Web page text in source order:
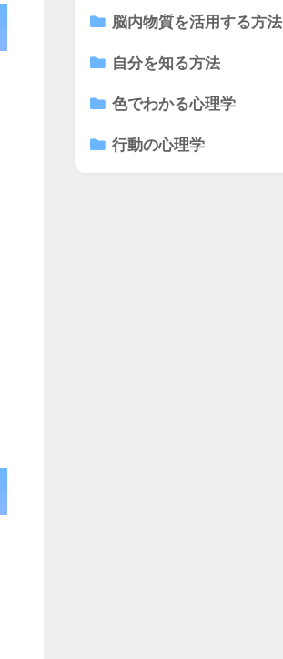
脳内物質を活用する方法
自分を知る方法
色でわかる心理学
行動の心理学